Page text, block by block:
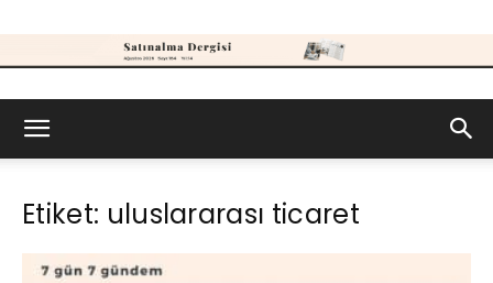
Dergisi
Etiket: uluslararası ticaret